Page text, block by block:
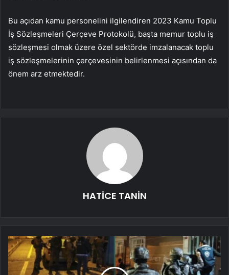
Bu açıdan kamu personelini ilgilendiren 2023 Kamu Toplu
İş Sözleşmeleri Çerçeve Protokolü, başta memur toplu iş
sözleşmesi olmak üzere özel sektörde imzalanacak toplu
iş sözleşmelerinin çerçevesinin belirlenmesi açısından da
önem arz etmektedir.
HATİCE TANİN